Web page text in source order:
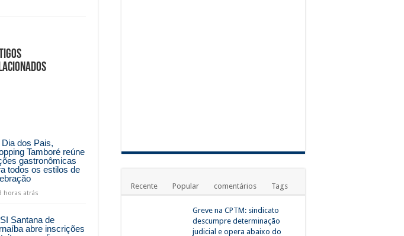
Dia dos Pais,
Tamboré reúne
gastronômicas
todos os estilos de
horas atrás
Santana de
abre inscrições
Recente Popular comentários Tags
Greve na CPTM: sindicato
descumpre determinação
judicial e opera abaixo do